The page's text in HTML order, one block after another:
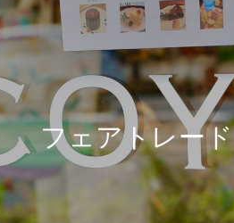
フェアトレード